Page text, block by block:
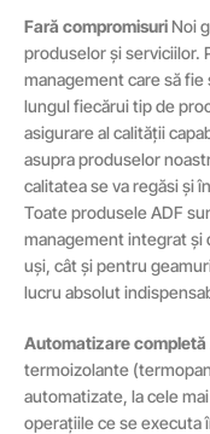
Fară compromisuri Noi
produselor și serviciilor.
management care să
lungul fiecărui tip de
asigurare al calității
asupra produselor
calitatea se va regăsi și
Toate produsele ADF
management integrat și
uși, cât și pentru
lucru absolut
Automatizare completă
termoizolante
automatizate, la cele
operațiile ce se executa